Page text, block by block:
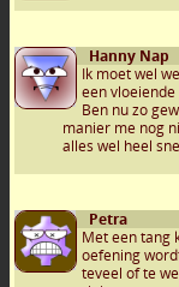
Hanny Nap
Ik moet wel
een
Ben nu zo
manier me nog
alles wel heel
Petra
Met een tang
oefening
teveel of te